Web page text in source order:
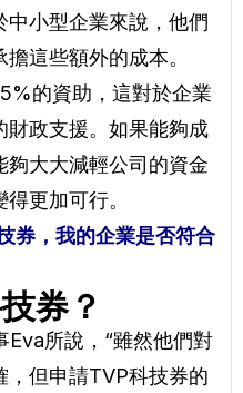
小型企業來說，他們
這些額外的成本。
的資助，這對於企業
財政支援。如果能夠成
大大減輕公司的資金
更加可行。
券，我的企業是否符合
券？
所說，“雖然他們對
，但申請TVP科技券的